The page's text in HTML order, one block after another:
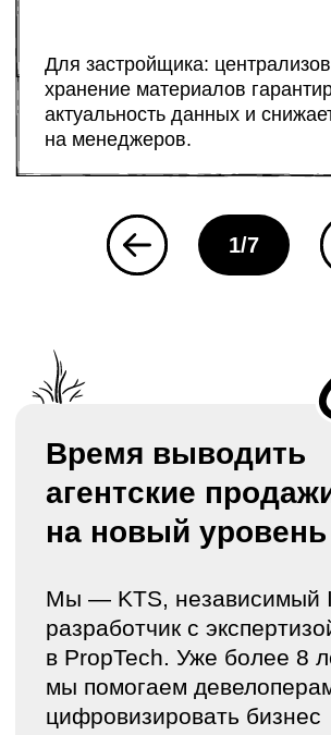
«Благодаря кабинету брокера вся
информация всегда под рукой и прямо
скачиваю в один клик все нужные
файлы для клиентов, записываюсь
движений, звонков и заметок»
Елена Князева
Директор по развитию ассоциации
Кабинет брокера сильно упростил
мне работу. Раньше приходилось
И отзывами
пользователей